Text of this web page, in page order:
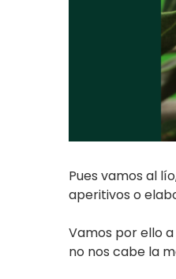
Pues vamos al
aperitivos o
Vamos por ello
no nos cabe la